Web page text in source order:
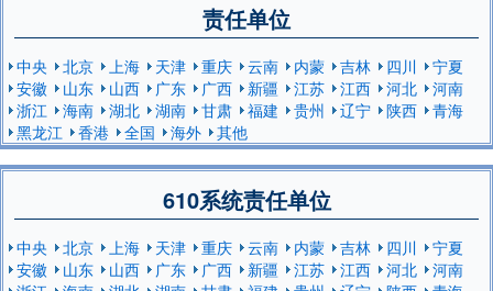
责任单位
中央 北京 上海 天津 重庆 云南 内蒙 吉林 四川
宁夏
安徽
山东 山西 广东 广西 新疆 江苏 江西 河北
河南
浙江
海南 湖北 湖南 甘肃 福建 贵州 辽宁 陕西
青海
黑龙江
香港 全国 海外 其他
610系统责任单位
中央 北京 上海 天津 重庆 云南 内蒙 吉林 四川
宁夏
安徽
山东 山西 广东 广西 新疆 江苏 江西 河北
河南